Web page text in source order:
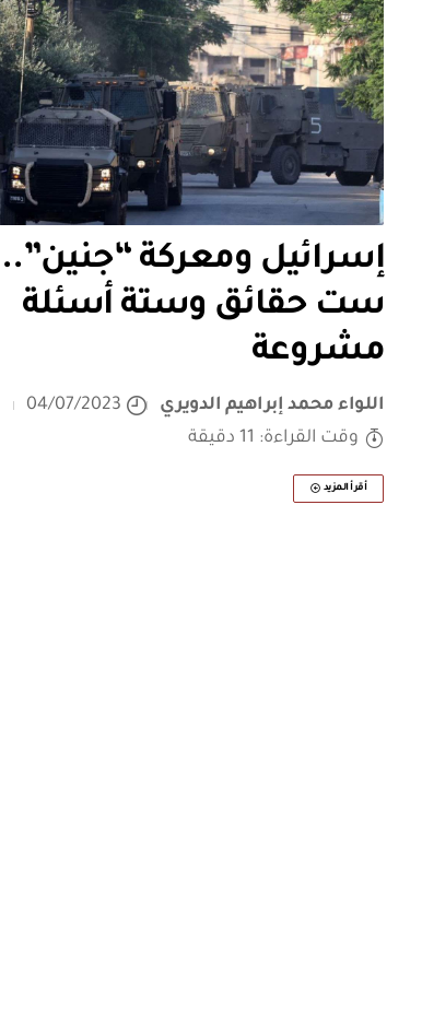
إسرائيل ومعركة “جنين”..
ست حقائق وستة أسئلة
مشروعة
اللواء محمد إبراهيم الدويري
04/07/2023
وقت القراءة: 11 دقيقة
أقرأ المزيد